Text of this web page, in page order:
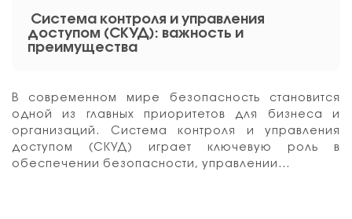
Система контроля и управления
доступом (СКУД): важность и
преимущества
В современном мире безопасность становится
одной из главных приоритетов для бизнеса и
организаций. Система контроля и управления
доступом (СКУД) играет ключевую роль в
обеспечении безопасности, управлении…